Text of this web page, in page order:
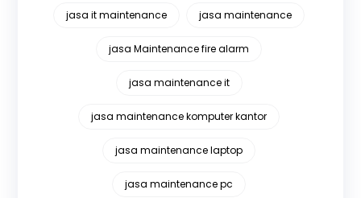
jasa it maintenance jasa maintenance
jasa Maintenance fire alarm
jasa maintenance it
jasa maintenance komputer kantor
jasa maintenance laptop
jasa maintenance pc